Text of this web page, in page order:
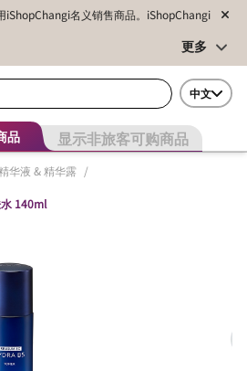
iShopChangi名义销售商品。iShopChangi
更多
中文
品 显示非旅客可购商品
精华液 & 精华露 /
140ml